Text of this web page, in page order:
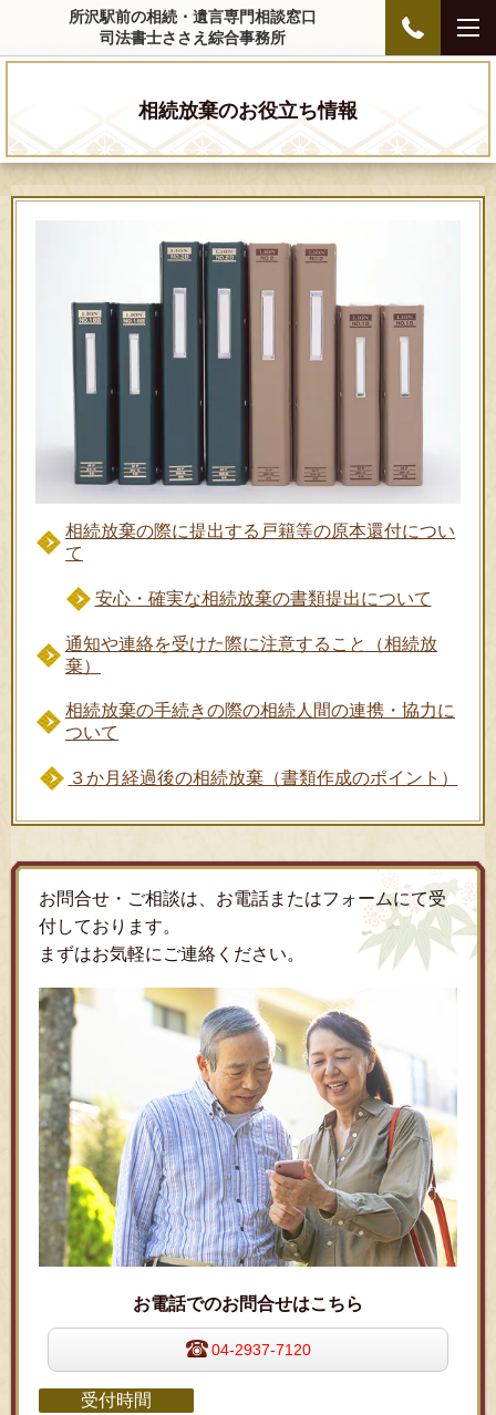
所沢駅前の相続・遺言専門相談窓口
司法書士ささえ綜合事務所
相続放棄のお役立ち情報
相続放棄の際に提出する戸籍等の原本還付につい
て
安心・確実な相続放棄の書類提出について
通知や連絡を受けた際に注意すること（相続放
棄）
相続放棄の手続きの際の相続人間の連携・協力に
ついて
３か月経過後の相続放棄（書類作成のポイント）
お問合せ・ご相談は、お電話またはフォームにて受
付しております。
まずはお気軽にご連絡ください。
お電話でのお問合せはこちら
04-2937-7120
受付時間